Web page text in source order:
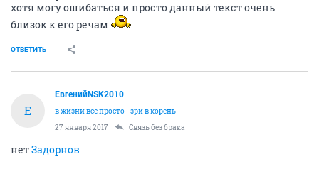
хотя могу ошибаться и просто данный текст очень
близок к его речам
ОТВЕТИТЬ
Е
ЕвгенийNSK2010
в жизни все просто - зри в корень
27 января 2017
Связь без брака
нетЗадорнов